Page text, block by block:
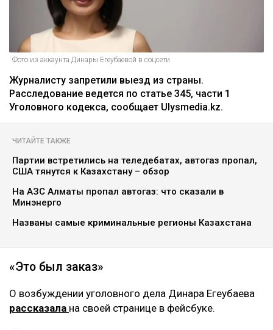
Фото из аккаунта Динары Егеубаевой в соцсети
Журналисту запретили выезд из страны.
Расследование ведется по статье 345, части 1
Уголовного кодекса, сообщает Ulysmedia.kz.
ЧИТАЙТЕ ТАКЖЕ
Партии встретились на теледебатах, автогаз пропал,
США тянутся к Казахстану – обзор
На АЗС Алматы пропал автогаз: что сказали в
Минэнерго
Названы самые криминальные регионы Казахстана
«Это был заказ»
О возбуждении уголовного дела Динара Егеубаева
рассказала на своей странице в фейсбуке.